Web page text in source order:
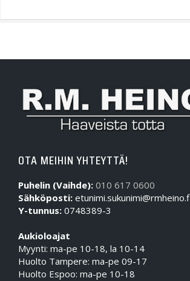
OTA MEIHIN YHTEYTTÄ!
Puhelin (Vaihde): 010 617 0600
Sähköposti:
Y-tunnus: 0748389-3
Aukioloajat
Myynti: ma-pe 10-18, la 10-14
Huolto Tampere: ma-pe 09-17
Huolto Espoo: ma-pe 10-18